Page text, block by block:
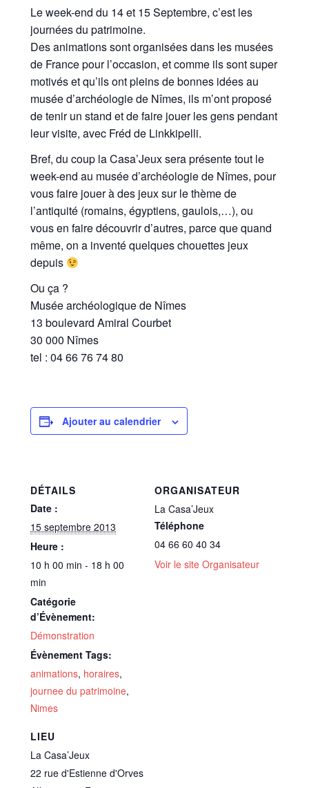
Le week-end du 14 et 15 Septembre, c’est les
journées du patrimoine.
Des animations sont organisées dans les musées
de France pour l’occasion, et comme ils sont super
motivés et qu’ils ont pleins de bonnes idées au
musée d’archéologie de Nîmes, ils m’ont proposé
de tenir un stand et de faire jouer les gens pendant
leur visite, avec Fréd de Linkkipelli.
Bref, du coup la Casa’Jeux sera présente tout le
week-end au musée d’archéologie de Nîmes, pour
vous faire jouer à des jeux sur le thème de
l’antiquité (romains, égyptiens, gaulois,…), ou
vous en faire découvrir d’autres, parce que quand
même, on a inventé quelques chouettes jeux
depuis
Ou ça ?
Musée archéologique de Nîmes
13 boulevard Amiral Courbet
30 000 Nîmes
tel : 04 66 76 74 80
Ajouter au calendrier
DÉTAILS
Date :
15 septembre 2013
Heure :
10 h 00 min - 18 h 00
min
Catégorie
d’Évènement:
Démonstration
Évènement Tags:
animations, horaires,
journee du patrimoine,
Nimes
LIEU
La Casa’Jeux
22 rue d'Estienne d'Orves
ORGANISATEUR
La Casa’Jeux
Téléphone
04 66 60 40 34
Voir le site Organisateur